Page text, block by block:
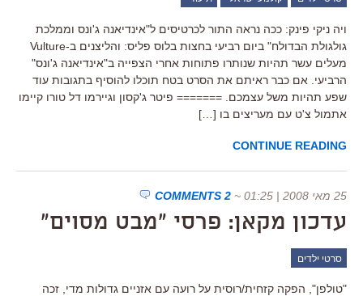
ויה ניקי פינק: ככה נראה התור לכרטיסים ל"אינדיאנה ג'ונס וממלכת
גולגולת הבדולח" ביום רביעי בחצות בלוס פליס: והליצנים ב-Vulture
מעלים עשר תהיות שנותרו פתוחות אחרי הצפייה ב"אינדיאנה ג'ונס"
הרביעי. אם כבר ראיתם את הסרט בטח תוכלו להוסיף בתגובות עוד
שפע תהיות משל עצמכם. ======= פיטר ג'קסון וגיירמו דל טורו קיימו
אתמול צ'ט עם מעריצים בו […]
CONTINUE READING
25 מאי 2008 | 01:25 ~
2 COMMENTS
עדכון מקאן: פרסי "מבט מסוים"
סרטי ילדים
"טולפן", הפקה קזחית/רוסית על רועה עם אזניים גדולות מדי, זכה